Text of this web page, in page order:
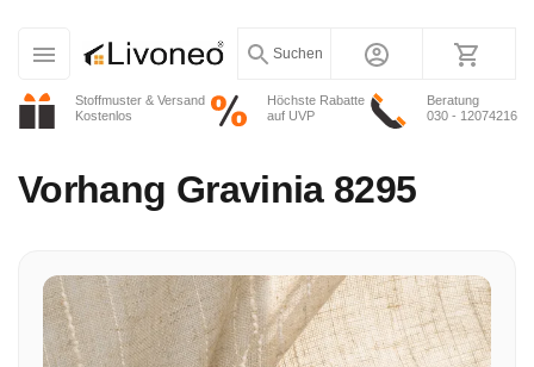
Stoffmuster & Versand
Kostenlos
Höchste Rabatte
auf UVP
Beratung
030 - 12074216
Suchen
Vorhang Gravinia 8295